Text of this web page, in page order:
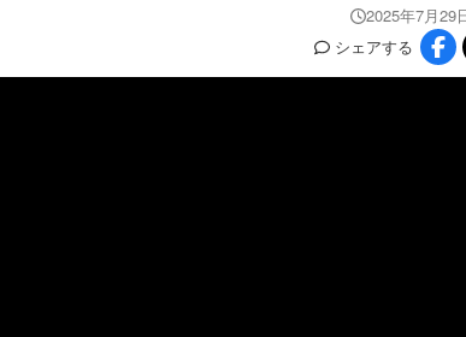
2025年7月29
シェアする